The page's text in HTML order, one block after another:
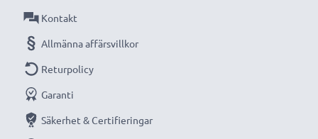
med vår subtel AC-adapter. Beställ nu för snabb
leverans & 3 års garanti!
Kontakt
Allmänna affärsvillkor
Returpolicy
Garanti
Säkerhet & Certifieringar